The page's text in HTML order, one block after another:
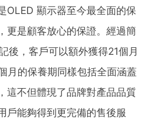
OLED 顯示器至今最全面的保
更是顧客放心的保證。經過簡
後，客戶可以額外獲得21個月
月的保養期同樣包括全面涵蓋
這不但體現了品牌對產品品質
戶能夠得到更完備的售後服